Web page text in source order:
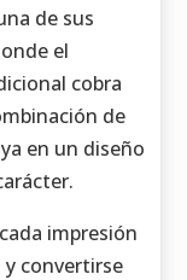
de sus
el
cobra
de
en un diseño
impresión
y convertirse